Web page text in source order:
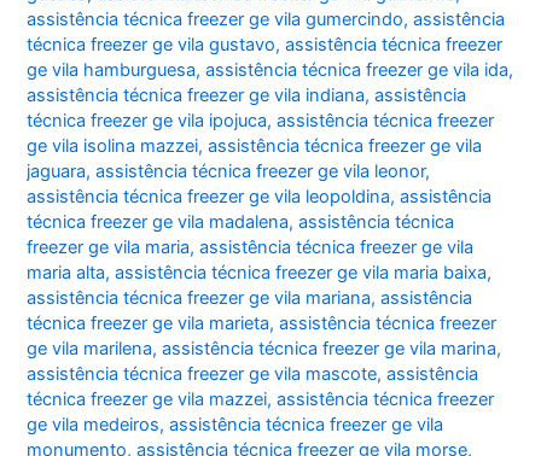
assistência técnica freezer ge vila gumercindo,assistência
técnica freezer ge vila gustavo,assistência técnica freezer
ge vila hamburguesa,assistência técnica freezer ge vila ida,
assistência técnica freezer ge vila indiana,assistência
técnica freezer ge vila ipojuca,assistência técnica freezer
ge vila isolina mazzei,assistência técnica freezer ge vila
jaguara,assistência técnica freezer ge vila leonor,
assistência técnica freezer ge vila leopoldina,assistência
técnica freezer ge vila madalena,assistência técnica
freezer ge vila maria,assistência técnica freezer ge vila
maria alta,assistência técnica freezer ge vila maria baixa,
assistência técnica freezer ge vila mariana,assistência
técnica freezer ge vila marieta,assistência técnica freezer
ge vila marilena,assistência técnica freezer ge vila marina,
assistência técnica freezer ge vila mascote,assistência
técnica freezer ge vila mazzei,assistência técnica freezer
ge vila medeiros,assistência técnica freezer ge vila
monumento,assistência técnica freezer ge vila morse,